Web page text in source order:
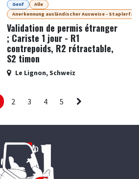
Genf
Alle
Anerkennung ausländischer Ausweise -
Validation de permis étranger
; Cariste 1 jour - R1
contrepoids, R2 rétractable,
S2 timon
Le Lignon,Schweiz
2 3 4 5